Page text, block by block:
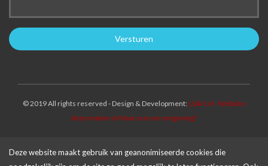
© 2019 All rights reserved - Design & Development: LSArt.nl - Website
laten maken in Maarssen en omgeving?
Deze website maakt gebruik van geanonimiseerde cookies die